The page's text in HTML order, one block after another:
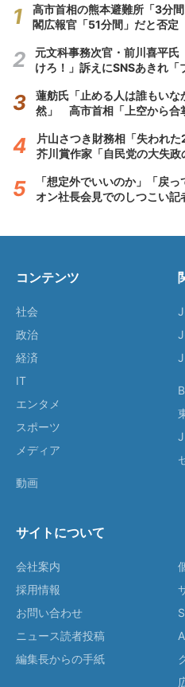
高市首相の熊本避難所「3分
閣広報官「51分間」だと否定
元文科事務次官・前川喜平
けろ！」訴えにSNSあきれ「
蓮舫氏「止める人は誰もい
然」 高市首相「上空から合
片山さつき財務相「失われ
芥川賞作家「自民党の大失政
「想定外でいいのか」「戻
オン社長会見でのしつこい記
コンテンツ
社会
政治
経済
IT
エンタメ
スポーツ
メディア
動画
サイトについて
会社案内
採用情報
お問い合わせ
ニュース読者投稿
編集長からの手紙